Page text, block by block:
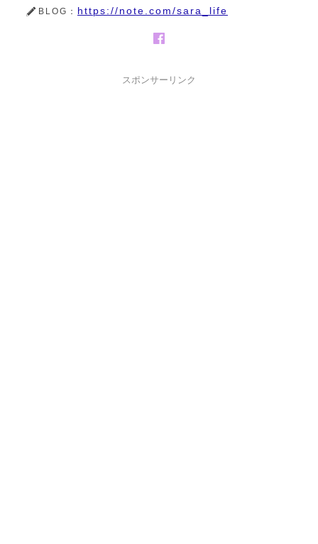
BLOG： https://note.com/sara_life
スポンサーリンク